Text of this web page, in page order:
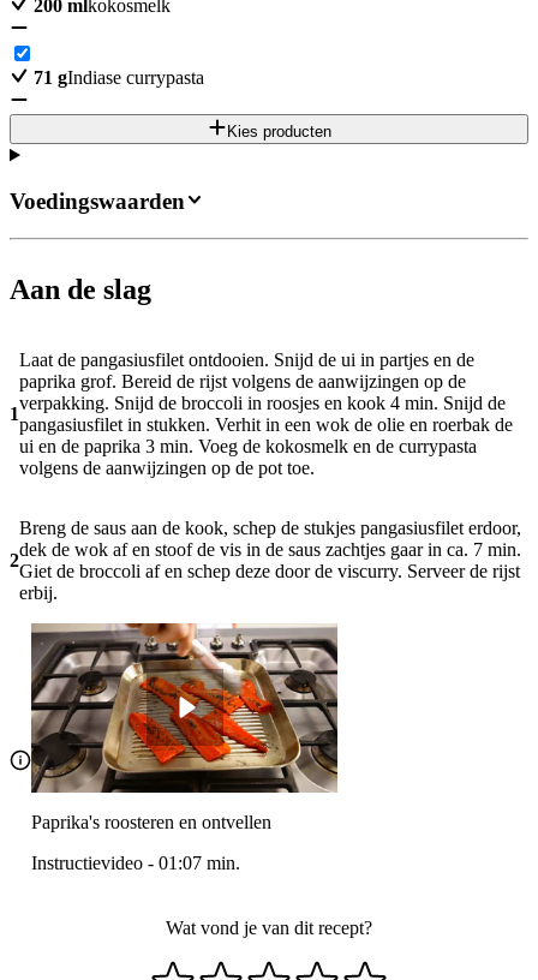
200 mlkokosmelk
71 gIndiase currypasta
Kies producten
Aan de slag
1
Laat de pangasiusfilet ontdooien. Snijd de ui in partjes en de
paprika grof. Bereid de rijst volgens de aanwijzingen op de
verpakking. Snijd de broccoli in roosjes en kook 4 min. Snijd de
pangasiusfilet in stukken. Verhit in een wok de olie en roerbak de
ui en de paprika 3 min. Voeg de kokosmelk en de currypasta
volgens de aanwijzingen op de pot toe.
2
Breng de saus aan de kook, schep de stukjes pangasiusfilet erdoor,
dek de wok af en stoof de vis in de saus zachtjes gaar in ca. 7 min.
Giet de broccoli af en schep deze door de viscurry. Serveer de rijst
erbij.
Paprika's roosteren en ontvellen
Instructievideo - 01:07 min.
Wat vond je van dit recept?
Voedingswaarden